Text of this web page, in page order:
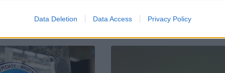
Data Deletion Data Access Privacy Policy
01.08.19, 11:38